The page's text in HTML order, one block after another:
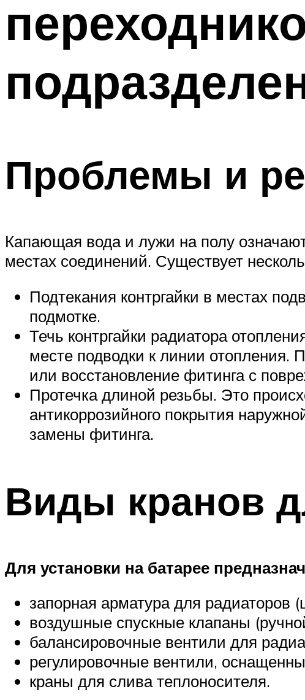
Меню
Проблемы и
Капающая вода и лужи на полу
местах соединений. Существует
Подтекания контргайки в местах
подмотке.
Течь контргайки радиатора
месте подводки к линии отопления.
или восстановление фитинга с
Протечка длиной резьбы. Это
антикоррозийного покрытия
замены фитинга.
Виды кранов
Для установки на батарее
запорная арматура для радиаторов
воздушные спускные клапаны
балансировочные вентили для
регулировочные вентили,
краны для слива теплоносителя.